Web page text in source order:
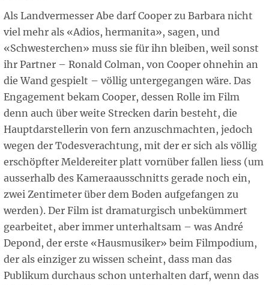
Als Landvermesser Abe darf Cooper zu Barbara nicht
viel mehr als «Adios, hermanita», sagen, und
«Schwesterchen» muss sie für ihn bleiben, weil sonst
ihr Partner – Ronald Colman, von Cooper ohnehin an
die Wand gespielt – völlig untergegangen wäre. Das
Engagement bekam Cooper, dessen Rolle im Film
denn auch über weite Strecken darin besteht, die
Hauptdarstellerin von fern anzuschmachten, jedoch
wegen der Todesverachtung, mit der er sich als völlig
erschöpfter Meldereiter platt vornüber fallen liess (um
ausserhalb des Kameraausschnitts gerade noch ein,
zwei Zentimeter über dem Boden aufgefangen zu
werden). Der Film ist dramaturgisch unbekümmert
gearbeitet, aber immer unterhaltsam – was André
Depond, der erste «Hausmusiker» beim Filmpodium,
der als einziger zu wissen scheint, dass man das
Publikum durchaus schon unterhalten darf, wenn das